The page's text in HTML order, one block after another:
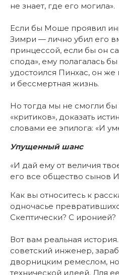
не знает, где его могила».
Если бы Моше проявил
Зимри — лично убил его
принцессой, если бы он
спода», ему полагалась
удостоился Пинхас, он же
и бессмертная жизнь.
Но тогда мы не смогли бы
«критиков», доказать
словами ее эпилога: «И
Упущенный шанс
«И дай ему от величия
его все общество сынов
Как вы относитесь к
одночасье
Скептически? С иронией?
Вот вам реальная
советский инженер,
дворницким ремеслом,
технической идеей. Для